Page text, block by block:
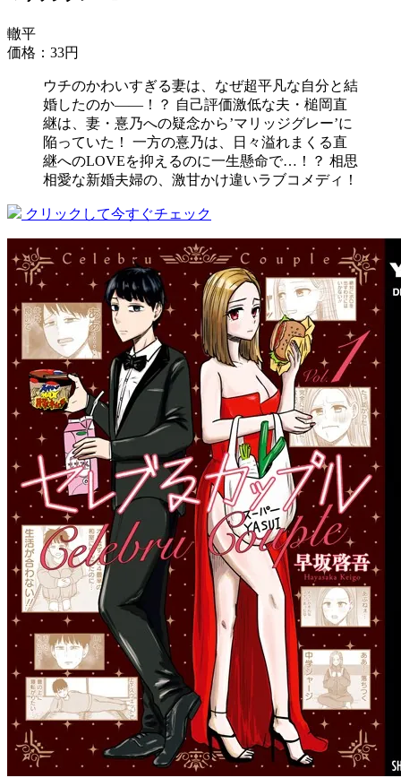
轍平
価格：33円
ウチのかわいすぎる妻は、なぜ超平凡な自分と結
婚したのか――！？ 自己評価激低な夫・槌岡直
継は、妻・憙乃への疑念から’マリッジグレー’に
陥っていた！ 一方の憙乃は、日々溢れまくる直
継へのLOVEを抑えるのに一生懸命で…！？ 相思
相愛な新婚夫婦の、激甘かけ違いラブコメディ！
クリックして今すぐチェック